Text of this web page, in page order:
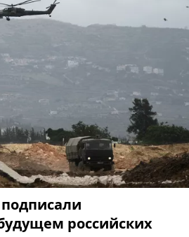
российских